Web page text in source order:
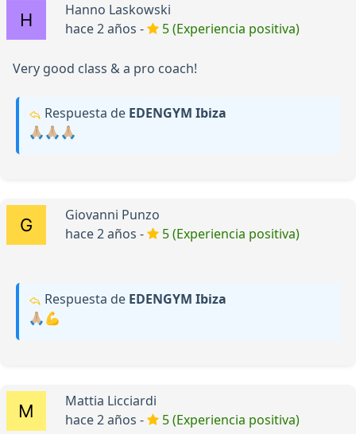
Hanno Laskowski
hace 2 años -
5 (Experiencia positiva)
Very good class & a pro coach!
Respuesta de EDENGYM Ibiza
🙏🏼🙏🏼🙏🏼
Giovanni Punzo
hace 2 años -
5 (Experiencia positiva)
Respuesta de EDENGYM Ibiza
🙏🏼💪
Mattia Licciardi
hace 2 años -
5 (Experiencia positiva)